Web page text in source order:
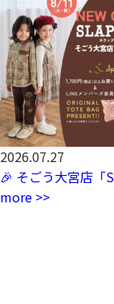
2026.07.27
🎉 そごう大宮店「
more >>